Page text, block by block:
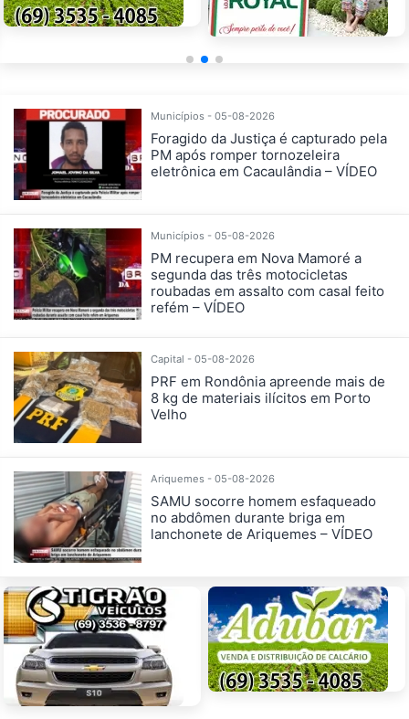
Municípios - 05-08-2026
Foragido da Justiça é capturado pela
PM após romper tornozeleira
eletrônica em Cacaulândia – VÍDEO
Municípios - 05-08-2026
PM recupera em Nova Mamoré a
segunda das três motocicletas
roubadas em assalto com casal feito
refém – VÍDEO
Capital - 05-08-2026
PRF em Rondônia apreende mais de
8 kg de materiais ilícitos em Porto
Velho
Ariquemes - 05-08-2026
SAMU socorre homem esfaqueado
no abdômen durante briga em
lanchonete de Ariquemes – VÍDEO